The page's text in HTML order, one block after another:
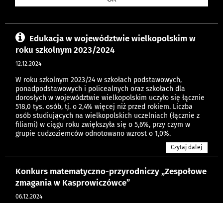
Edukacja w województwie wielkopolskim w
roku szkolnym 2023/2024
12.12.2024
W roku szkolnym 2023/24 w szkołach podstawowych,
ponadpodstawowych i policealnych oraz szkołach dla
dorosłych w województwie wielkopolskim uczyło się łącznie
518,0 tys. osób, tj. o 2,4% więcej niż przed rokiem. Liczba
osób studiujących na wielkopolskich uczelniach (łącznie z
filiami) w ciągu roku zwiększyła się o 5,6%, przy czym w
grupie cudzoziemców odnotowano wzrost o 1,0%.
Czytaj dalej
Konkurs matematyczno-przyrodniczy „Zespołowe
zmagania w Kasprowiczówce”
06.12.2024